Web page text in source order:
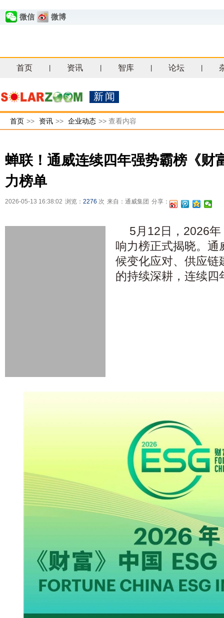
微信 微博
首页 资讯 智库 论坛
新闻
首页 >> 资讯 >> 企业动态 >> 查看内容
蝉联！通威连续四年强势霸榜《财
力榜单
2026-05-13 16:38:02 浏览： 2276 次 来自：通威集团 分享：
5月12日，2026
响力榜正式揭晓。通
候变化应对、供应链
的持续深耕，连续四